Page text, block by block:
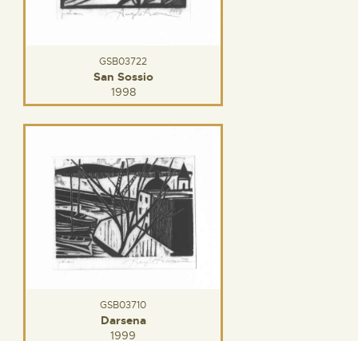
GSB03722
San Sossio
1998
GSB03710
Darsena
1999